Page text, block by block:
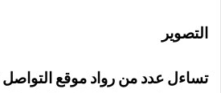
التصوير
تساءل عدد من رواد موقع التواصل